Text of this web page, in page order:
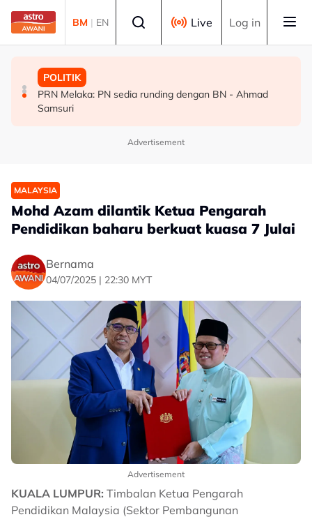
Skip to main content
BM | EN Live Log in
MALAYSIA
Tiga lelaki pelarian Myanmar ditahan bantu siasatan kes
seksual OKU
POLITIK
PRU16: PH perlu bersedia jadi pembangkang, berisiko
hilang 28 kerusi - Penganalisis
POLITIK
PRN Melaka: PN sedia runding dengan BN - Ahmad
Samsuri
Advertisement
MALAYSIA
Mohd Azam dilantik Ketua Pengarah
Pendidikan baharu berkuat kuasa 7 Julai
Bernama
04/07/2025 | 22:30 MYT
Advertisement
KUALA LUMPUR: Timbalan Ketua Pengarah
Pendidikan Malaysia (Sektor Pembangunan